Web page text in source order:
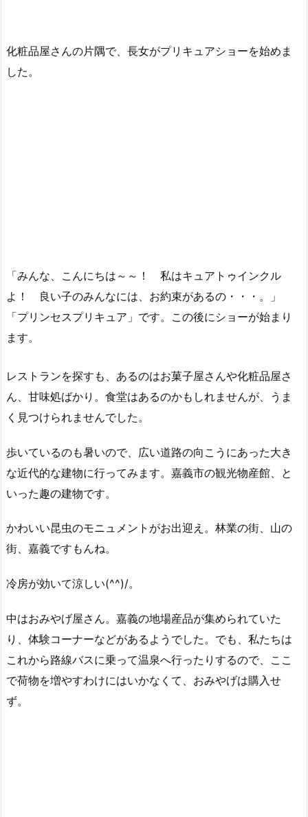
化粧品屋さんの片隅で、長女がプリキュアショーを始めま
した。
「みんな、こんにちは～～！ 私はキュアトゥインクル
よ！ 良い子のみんなには、お約束があるの・・・。」
「プリンセスプリキュア」です。この後にショーが始まり
ます。
レストランを探すも、あるのはお菓子屋さんや化粧品屋さ
ん、甘味処ばかり。食堂はあるのかもしれませんが、うま
く見つけられませんでした。
歩いているのも暑いので、広い道路の向こうにあった大き
な近代的な建物に行ってみます。嘉義市の観光物産館、と
いった趣の建物です。
かわいい昆虫のモニュメントがお出迎え。林業の街、山の
街、嘉義ですもんね。
冷房が効いて涼しい(^^)/。
中はおみやげ屋さん。嘉義の地場産品が集められていた
り、体験コーナーなどがあるようでした。でも、私たちは
これから路線バスに乗って温泉へ行ったりするので、ここ
で荷物を増やすわけにはいかなくて、おみやげは購入せ
ず。